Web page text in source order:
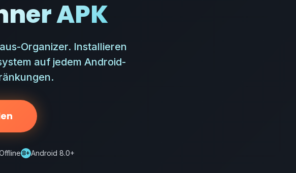
APK
Organizer. Installieren
auf jedem Android-
8+Android 8.0+